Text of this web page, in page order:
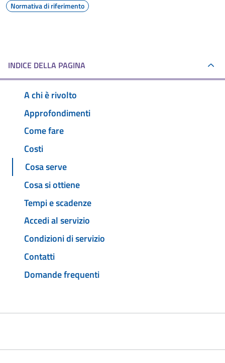
Normativa di riferimento
INDICE DELLA PAGINA
A chi è rivolto
Approfondimenti
Come fare
Costi
Cosa serve
Cosa si ottiene
Tempi e scadenze
Accedi al servizio
Condizioni di servizio
Contatti
Domande frequenti